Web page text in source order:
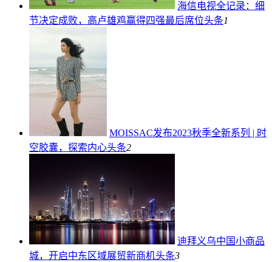
海信电视全记录：细
节决定成败，高卢雄鸡赢得四强最后席位头条1
MOISSAC发布2023秋季全新系列 | 时
空胶囊，探索内心头条2
迪拜义乌中国小商品
城，开启中东区域展贸新商机头条3